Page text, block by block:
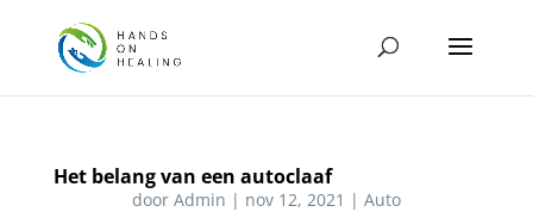
Het belang van een autoclaaf
door Admin | nov 12, 2021 | Auto